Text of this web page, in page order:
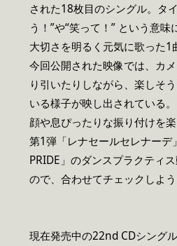
された18枚目のシングル。タ
う！”や“笑って！” という意
大切さを明るく元気に歌った1
今回公開された映像では、カ
り引いたりしながら、楽しそ
いる様子が映し出されている
顔や息ぴったりな振り付けを楽
第1弾「レナセールセレナー
PRIDE」のダンスプラクティ
ので、合わせてチェックしよう
現在発売中の22nd CDシング